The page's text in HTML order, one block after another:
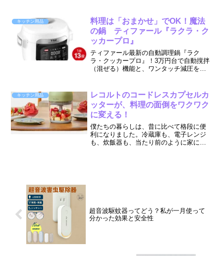
う、というお話です。シンク上の調理台
です。シンクが狭いと効率...
キッチン用品
料理は「おまかせ」でOK！魔法
の鍋 ティファール『ラクラ・ク
ッカープロ』
ティファール最新の自動調理鍋『ラク
ラ・クッカープロ』！3万円台で自動撹拌
（混ぜる）機能と、ワンタッチ減圧を実
たに心のゆとりを。
キッチン用品
レコルトのコードレスカプセルカ
ッターが、料理の面倒をワクワク
に変える！
僕たちの暮らしは、昔に比べて格段に便
利になりました。冷蔵庫も、電子レンジ
も、炊飯器も、当たり前のように家にあ
超音波駆蚊器ってどう？私が一月使って
分かった効果と安全性